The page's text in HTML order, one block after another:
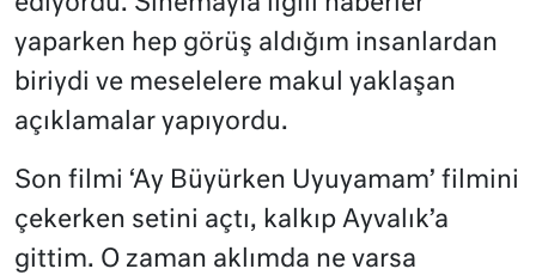
yaparken hep görüş aldığım insanlardan
biriydi ve meselelere makul yaklaşan
açıklamalar yapıyordu.
Son filmi ‘Ay Büyürken Uyuyamam’ filmini
çekerken setini açtı, kalkıp Ayvalık’a
gittim. O zaman aklımda ne varsa